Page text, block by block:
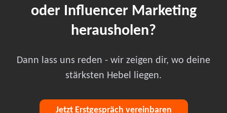
oder Influencer Marketing
herausholen?
Dann lass uns reden - wir zeigen dir, wo deine
stärksten Hebel liegen.
Jetzt Erstgespräch vereinbaren